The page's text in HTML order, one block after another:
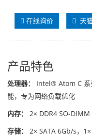
在线询价 天
产品特色
处理器：
Intel® Atom C 系
能，专为网络负载优化
内存：
2× DDR4 SO-
存储：
2× SATA 6Gb/s，